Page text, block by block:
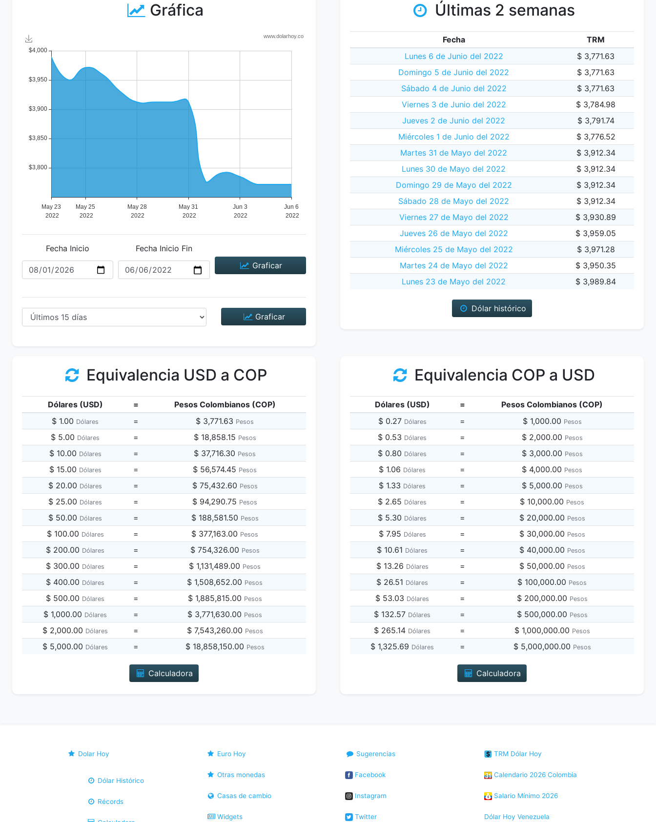
Gráfica
Fecha Inicio
Fecha Inicio Fin
Graficar
Graficar
Últimas 2 semanas
Fecha
TRM
Lunes 6 de Junio del 2022
$ 3,771.63
Domingo 5 de Junio del 2022
$ 3,771.63
Sábado 4 de Junio del 2022
$ 3,771.63
Viernes 3 de Junio del 2022
$ 3,784.98
Jueves 2 de Junio del 2022
$ 3,791.74
Miércoles 1 de Junio del 2022
$ 3,776.52
Martes 31 de Mayo del 2022
$ 3,912.34
Lunes 30 de Mayo del 2022
$ 3,912.34
Domingo 29 de Mayo del 2022
$ 3,912.34
Sábado 28 de Mayo del 2022
$ 3,912.34
Viernes 27 de Mayo del 2022
$ 3,930.89
Jueves 26 de Mayo del 2022
$ 3,959.05
Miércoles 25 de Mayo del 2022
$ 3,971.28
Martes 24 de Mayo del 2022
$ 3,950.35
Lunes 23 de Mayo del 2022
$ 3,989.84
Dólar histórico
Equivalencia USD a COP
Dólares (USD) =
Pesos Colombianos (COP)
$ 1.00 Dólares = $ 3,771.63 Pesos
$ 5.00 Dólares = $ 18,858.15 Pesos
$ 10.00 Dólares = $ 37,716.30 Pesos
$ 15.00 Dólares = $ 56,574.45 Pesos
$ 20.00 Dólares = $ 75,432.60 Pesos
$ 25.00 Dólares = $ 94,290.75 Pesos
$ 50.00 Dólares = $ 188,581.50 Pesos
$ 100.00 Dólares = $ 377,163.00 Pesos
$ 200.00 Dólares = $ 754,326.00 Pesos
$ 300.00 Dólares = $ 1,131,489.00 Pesos
$ 400.00 Dólares = $ 1,508,652.00 Pesos
$ 500.00 Dólares = $ 1,885,815.00 Pesos
$ 1,000.00 Dólares = $ 3,771,630.00 Pesos
$ 2,000.00 Dólares = $ 7,543,260.00 Pesos
$ 5,000.00 Dólares = $ 18,858,150.00 Pesos
Calculadora
Equivalencia COP a USD
Dólares (USD) =
Pesos Colombianos (COP)
$ 0.27 Dólares = $ 1,000.00 Pesos
$ 0.53 Dólares = $ 2,000.00 Pesos
$ 0.80 Dólares = $ 3,000.00 Pesos
$ 1.06 Dólares = $ 4,000.00 Pesos
$ 1.33 Dólares = $ 5,000.00 Pesos
$ 2.65 Dólares = $ 10,000.00 Pesos
$ 5.30 Dólares = $ 20,000.00 Pesos
$ 7.95 Dólares = $ 30,000.00 Pesos
$ 10.61 Dólares = $ 40,000.00 Pesos
$ 13.26 Dólares = $ 50,000.00 Pesos
$ 26.51 Dólares = $ 100,000.00 Pesos
$ 53.03 Dólares = $ 200,000.00 Pesos
$ 132.57 Dólares = $ 500,000.00 Pesos
$ 265.14 Dólares = $ 1,000,000.00 Pesos
$ 1,325.69 Dólares = $ 5,000,000.00 Pesos
Calculadora
Dolar Hoy
Dólar Histórico
Récords
Euro Hoy
Otras monedas
Casas de cambio
Widgets
Sugerencias
Facebook
Instagram
Twitter
TRM Dólar Hoy
Calendario 2026 Colombia
Salario Mínimo 2026
Dólar Hoy Venezuela